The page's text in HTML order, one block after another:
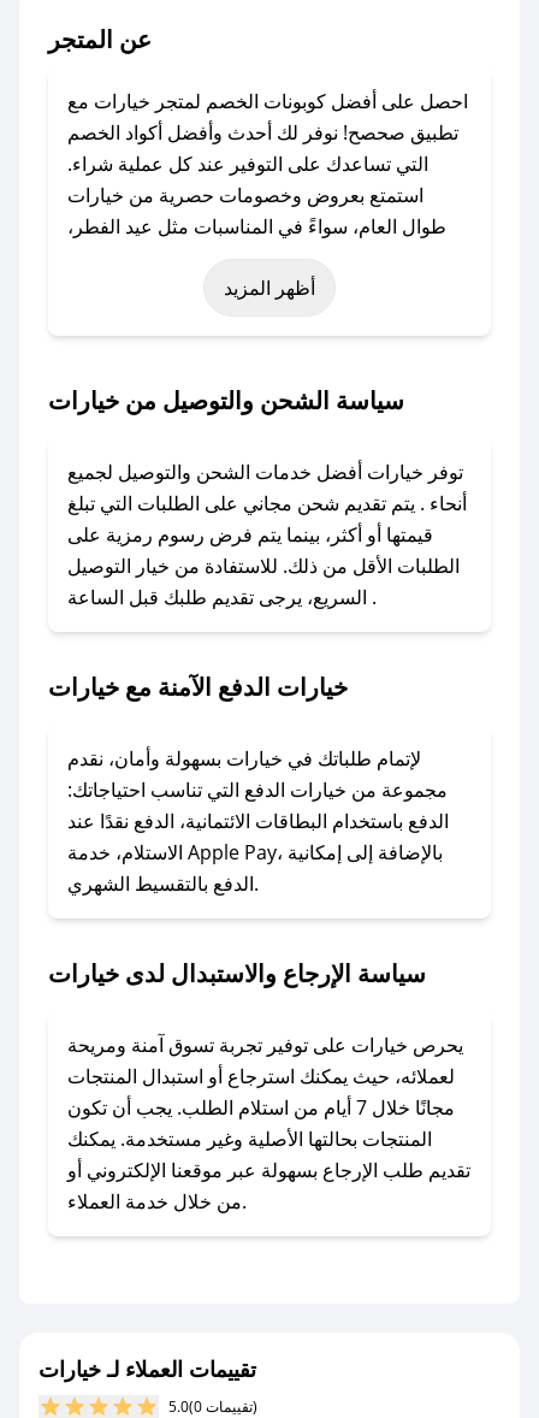
عن المتجر
احصل على أفضل كوبونات الخصم لمتجر خيارات مع
تطبيق صحصح! نوفر لك أحدث وأفضل أكواد الخصم
التي تساعدك على التوفير عند كل عملية شراء.
استمتع بعروض وخصومات حصرية من خيارات
طوال العام، سواءً في المناسبات مثل عيد الفطر،
عيد الأضحى، الجمعة البيضاء (شهر نوفمبر)، رمضان،
اليوم الوطني، يوم التأسيس، أو حتى عروض خاصة
باستخدام تطبيق صحصح، يمكنك العثور بسهولة على
تواصل معنا عبر تويتر أو البريد الإلكتروني لإضافته
بسرعة.
### كيفية استخدام كود خصم خيارات؟
1. انسخ كود الخصم من تطبيق صحصح.
2. الصقه في خانة الدفع عند التسوق من خيارات.
### ماذا أفعل إذا لم يعمل كود الخصم؟
الرسائل الخاصة على تويتر أو البريد الإلكتروني،
وسنقوم بحل المشكلة في أسرع وقت ممكن.
### ماذا أفعل إذا لم أجد كود خصم لمتجري
المفضل؟
في حال عدم توفر كوبونات لمتجرك المفضل، يمكنك
أسرع وقت ممكن.
### كيف تحصل على كوبونات خصم حصرية من
خيارات؟
للحصول على كوبونات وخصومات حصرية، قم بما
يلي:
- اضغط على أيقونة متابعة لمتجر خيارات في تطبيق
صحصح.
مع صحصح، تسوق بذكاء ووفّر على كل مشترياتك مع
أظهر المزيد
سياسة الشحن والتوصيل من خيارات
توفر خيارات أفضل خدمات الشحن والتوصيل لجميع
أنحاء . يتم تقديم شحن مجاني على الطلبات التي تبلغ
قيمتها أو أكثر، بينما يتم فرض رسوم رمزية على
الطلبات الأقل من ذلك. للاستفادة من خيار التوصيل
السريع، يرجى تقديم طلبك قبل الساعة .
خيارات الدفع الآمنة مع خيارات
لإتمام طلباتك في خيارات بسهولة وأمان، نقدم
مجموعة من خيارات الدفع التي تناسب احتياجاتك:
الدفع باستخدام البطاقات الائتمانية، الدفع نقدًا عند
الاستلام، خدمة Apple Pay، بالإضافة إلى إمكانية
الدفع بالتقسيط الشهري.
سياسة الإرجاع والاستبدال لدى خيارات
يحرص خيارات على توفير تجربة تسوق آمنة ومريحة
لعملائه، حيث يمكنك استرجاع أو استبدال المنتجات
مجانًا خلال 7 أيام من استلام الطلب. يجب أن تكون
المنتجات بحالتها الأصلية وغير مستخدمة. يمكنك
تقديم طلب الإرجاع بسهولة عبر موقعنا الإلكتروني أو
من خلال خدمة العملاء.
تقييمات العملاء لـ خيارات
5.0 (0 تقييمات)